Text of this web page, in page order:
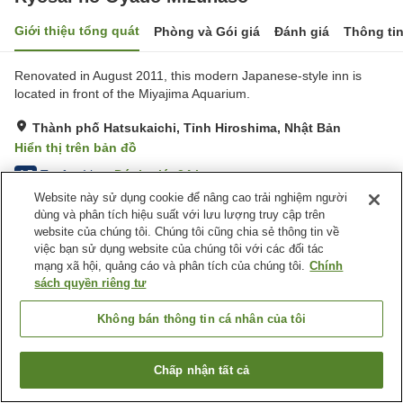
Giới thiệu tổng quát Phòng và Gói giá Đánh giá Thông
Renovated in August 2011, this modern Japanese-style inn is
located in front of the Miyajima Aquarium.
Thành phố Hatsukaichi, Tỉnh Hiroshima, Nhật Bản
Hiển thị trên bản đồ
4.5 Tuyệt vời Đánh giá:24lượt
Tiện nghi chỗ nghỉ
Bãi đỗ xe
Nhà hàng
Giao Hàng Tận Nhà
Dịch Vụ Gọi Đánh Thức
Nhật Bản Tỉnh Hiroshima
Thành phố Hatsukaichi
Ryosai no Oyado Mizuhaso
Tìm phòng trống
Website này sử dụng cookie để nâng cao trải nghiệm người
dùng và phân tích hiệu suất với lưu lượng truy cập trên
website của chúng tôi. Chúng tôi cũng chia sẻ thông tin về
việc bạn sử dụng website của chúng tôi với các đối tác
mạng xã hội, quảng cáo và phân tích của chúng tôi. Chính
sách quyền riêng tư
Không bán thông tin cá nhân của tôi
Chấp nhận tất cả